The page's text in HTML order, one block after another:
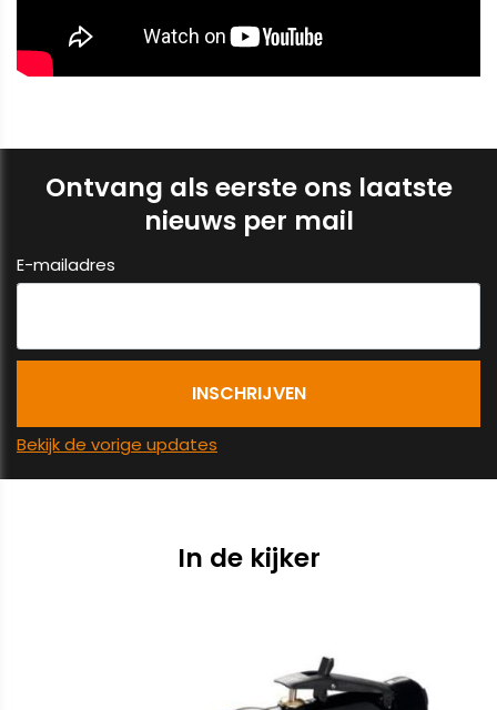
Ontvang als eerste ons laatste
nieuws per mail
E-mailadres
Bekijk de vorige updates
In de kijker